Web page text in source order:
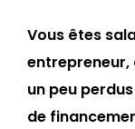
Vous êtes
entrepreneur,
un peu
de